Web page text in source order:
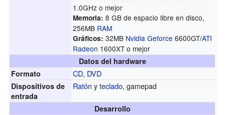
1.0GHz o mejor
Memoria: 8 GB de espacio libre en disco,
256MB RAM
Gráficos: 32MB Nvidia Geforce 6600GT/ATI
Radeon 1600XT o mejor
Datos del hardware
Formato
CD, DVD
Dispositivos de
entrada
Ratón yteclado, gamepad
Desarrollo